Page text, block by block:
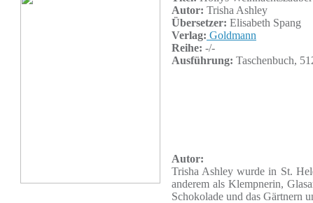
Autor: Trisha Ashley
Übersetzer: Elisabeth Spang
Verlag: Goldmann
Reihe: -/-
Ausführung: Taschenbuch,
Autor:
Trisha Ashley wurde in St.
anderem als Klempnerin,
Schokolade und das Gärtnern